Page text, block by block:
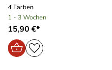
4 Farben
1 - 3 Wochen
15,90 €*